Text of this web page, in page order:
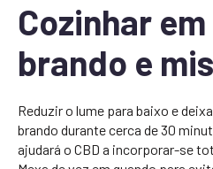
Cozinhar
brando e
Reduzir o lume para baixo e
brando durante cerca de 30
ajudará o CBD a incorporar-se